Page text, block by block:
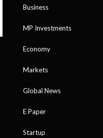
Business
MP Investments
Economy
Markets
Global News
E Paper
Startup